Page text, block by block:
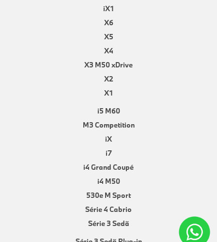
iX1
X6
X5
X4
X3 M50 xDrive
X2
X1
i5 M60
M3 Competition
iX
i7
i4 Grand Coupé
i4 M50
530e M Sport
Série 4 Cabrio
Série 3 Sedã